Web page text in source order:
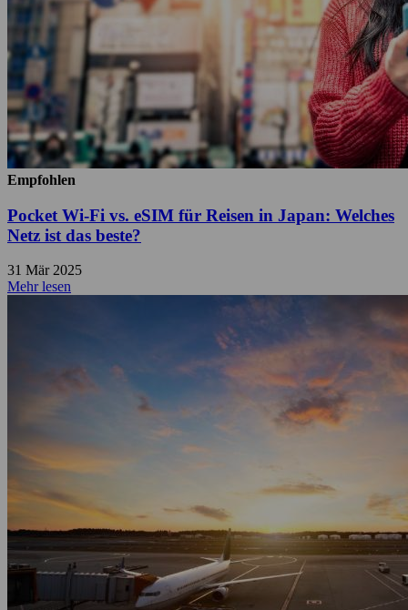
Empfohlen
Pocket Wi-Fi vs. eSIM für Reisen in Japan: Welches
Netz ist das beste?
31 Mär 2025
Mehr lesen